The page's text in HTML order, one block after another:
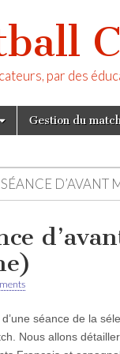
par des
Gestion du
SÉANCE D’AVANT
séance de la
Nous allons